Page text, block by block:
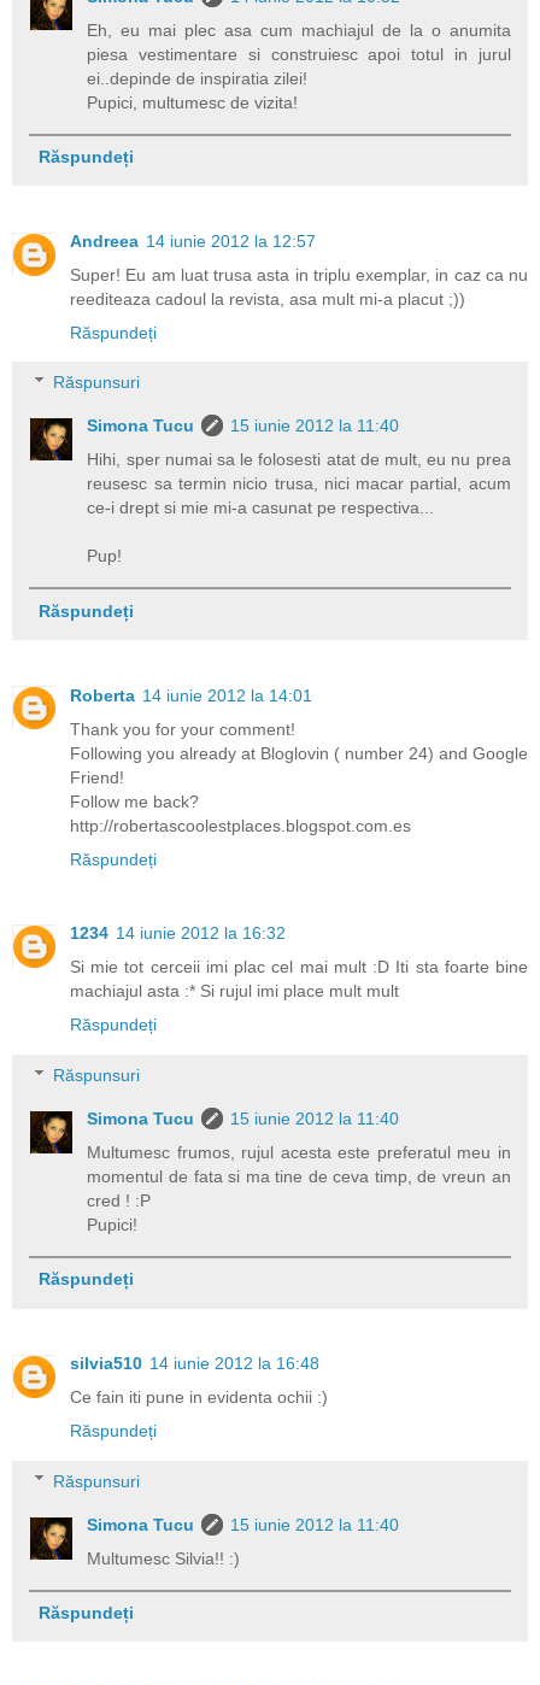
Eh, eu mai plec asa cum machiajul de la o anumita
piesa vestimentare si construiesc apoi totul in jurul
ei..depinde de inspiratia zilei!
Pupici, multumesc de vizita!
Răspundeți
Andreea 14 iunie 2012 la 12:57
Super! Eu am luat trusa asta in triplu exemplar, in caz ca nu
reediteaza cadoul la revista, asa mult mi-a placut ;))
Răspundeți
Răspunsuri
Simona Tucu
15 iunie 2012 la 11:40
Hihi, sper numai sa le folosesti atat de mult, eu nu prea
reusesc sa termin nicio trusa, nici macar partial, acum
ce-i drept si mie mi-a casunat pe respectiva...
Pup!
Răspundeți
Roberta 14 iunie 2012 la 14:01
Thank you for your comment!
Following you already at Bloglovin ( number 24) and Google
Friend!
Follow me back?
http://robertascoolestplaces.blogspot.com.es
Răspundeți
1234 14 iunie 2012 la 16:32
Si mie tot cerceii imi plac cel mai mult :D Iti sta foarte bine
machiajul asta :* Si rujul imi place mult mult
Răspundeți
Răspunsuri
Simona Tucu
15 iunie 2012 la 11:40
Multumesc frumos, rujul acesta este preferatul meu in
momentul de fata si ma tine de ceva timp, de vreun an
cred ! :P
Pupici!
Răspundeți
silvia510 14 iunie 2012 la 16:48
Ce fain iti pune in evidenta ochii :)
Răspundeți
Răspunsuri
Simona Tucu
15 iunie 2012 la 11:40
Multumesc Silvia!! :)
Răspundeți